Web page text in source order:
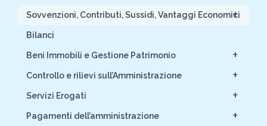
+
Sovvenzioni, Contributi, Sussidi, Vantaggi Economici
Bilanci
+
Beni Immobili e Gestione Patrimonio
+
Controllo e rilievi sull’Amministrazione
+
Servizi Erogati
+
Pagamenti dell’amministrazione